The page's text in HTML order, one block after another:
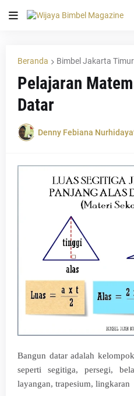
Beranda Bimbel Jakarta Timur
Pelajaran
Datar
Denny Febiana
Bangun datar adalah
seperti segitiga, persegi,
layangan, trapesium, lingkaran